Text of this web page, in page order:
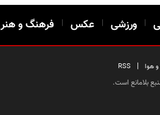
| ورزشی | عکس | فرهنگ و هنر
هوا |
RSS
بلامانع است.